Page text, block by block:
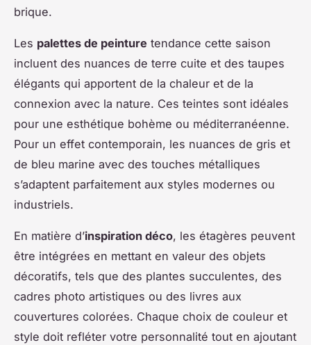
brique.
Les palettes de peinture tendance cette saison
incluent des nuances de terre cuite et des taupes
élégants qui apportent de la chaleur et de la
connexion avec la nature. Ces teintes sont idéales
pour une esthétique bohème ou méditerranéenne.
Pour un effet contemporain, les nuances de gris et
de bleu marine avec des touches métalliques
s’adaptent parfaitement aux styles modernes ou
industriels.
En matière d’inspiration déco, les étagères peuvent
être intégrées en mettant en valeur des objets
décoratifs, tels que des plantes succulentes, des
cadres photo artistiques ou des livres aux
couvertures colorées. Chaque choix de couleur et
style doit refléter votre personnalité tout en ajoutant